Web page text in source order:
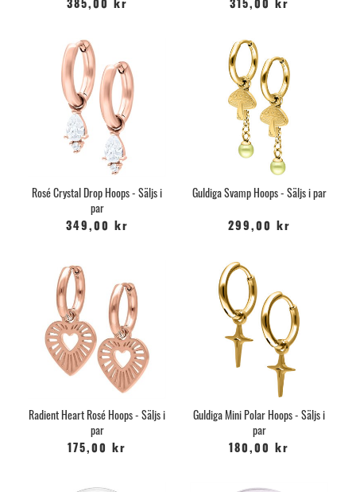
385,00 kr 315,00 kr
Rosé Crystal Drop Hoops - Säljs i
par
349,00 kr
Guldiga Svamp Hoops - Säljs i par
299,00 kr
Radient Heart Rosé Hoops - Säljs i
par
175,00 kr
Guldiga Mini Polar Hoops - Säljs i
par
180,00 kr